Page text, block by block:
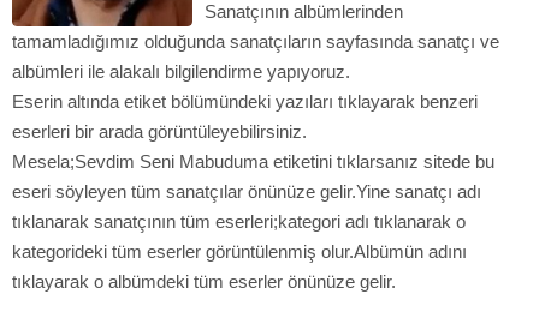
Sanatçının albümlerinden
tamamladığımız olduğunda sanatçıların sayfasında sanatçı ve
albümleri ile alakalı bilgilendirme yapıyoruz.
Eserin altında etiket bölümündeki yazıları tıklayarak benzeri
eserleri bir arada görüntüleyebilirsiniz.
Mesela;Sevdim Seni Mabuduma etiketini tıklarsanız sitede bu
eseri söyleyen tüm sanatçılar önünüze gelir.Yine sanatçı adı
tıklanarak sanatçının tüm eserleri;kategori adı tıklanarak o
kategorideki tüm eserler görüntülenmiş olur.Albümün adını
tıklayarak o albümdeki tüm eserler önünüze gelir.